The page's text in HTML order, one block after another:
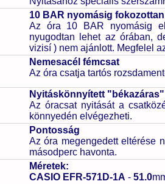
10 BAR nyomásig
Az óra 10 BAR nyomásig
nyugodtan lehet az órában,
vizisí ) nem ajánlott. Megfelel
Nemesacél fémcsat
Az óra csatja tartós
Nyitáskönnyített
Az óracsat nyitását a
könnyedén elvégezheti.
Pontosság
Az óra megengedett eltérése
másodperc havonta.
Méretek:
CASIO EFR-571D-1A - 51.0